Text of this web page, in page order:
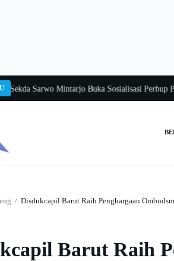
Sarwo Mintarjo Buka Sosialisasi Perbup PJPK
/ Disdukcapil Barut Raih Penghargaan
Barut Raih